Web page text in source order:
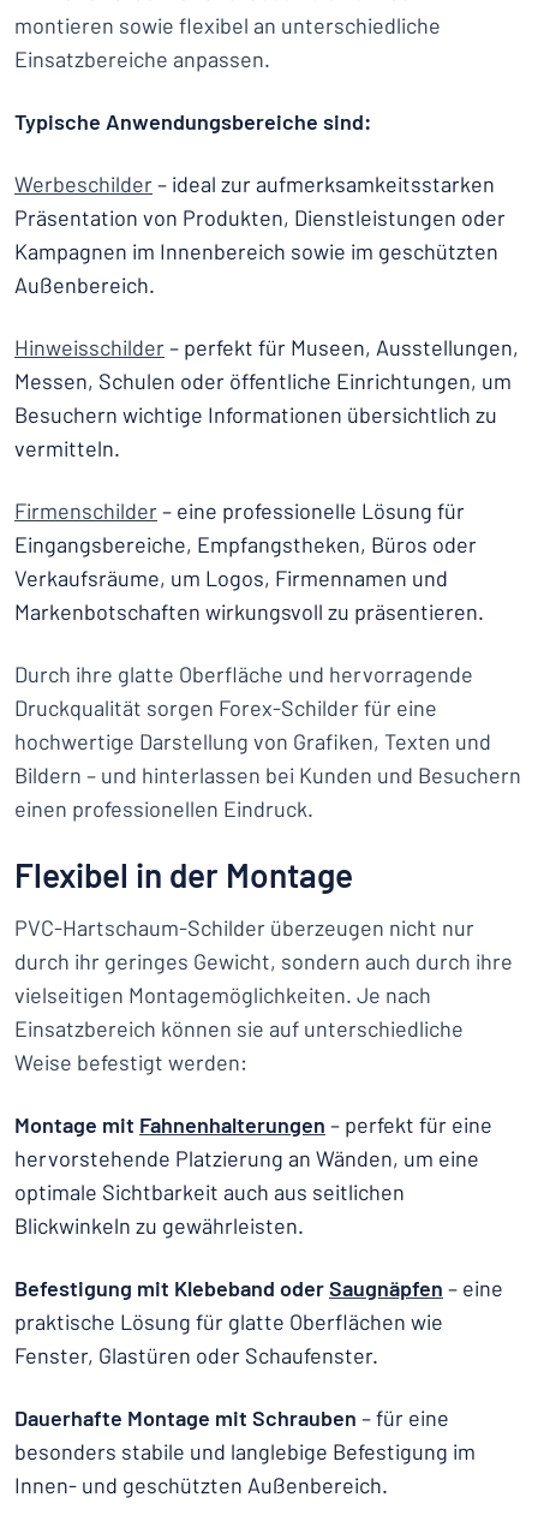
montieren sowie flexibel an unterschiedliche
Einsatzbereiche anpassen.
Typische Anwendungsbereiche sind:
Werbeschilder– ideal zur aufmerksamkeitsstarken
Präsentation von Produkten, Dienstleistungen oder
Kampagnen im Innenbereich sowie im geschützten
Außenbereich.
Hinweisschilder– perfekt für Museen, Ausstellungen,
Messen, Schulen oder öffentliche Einrichtungen, um
Besuchern wichtige Informationen übersichtlich zu
vermitteln.
Firmenschilder– eine professionelle Lösung für
Eingangsbereiche, Empfangstheken, Büros oder
Verkaufsräume, um Logos, Firmennamen und
Markenbotschaften wirkungsvoll zu präsentieren.
Durch ihre glatte Oberfläche und hervorragende
Druckqualität sorgen Forex-Schilder für eine
hochwertige Darstellung von Grafiken, Texten und
Bildern – und hinterlassen bei Kunden und Besuchern
einen professionellen Eindruck.
Flexibel in der Montage
PVC-Hartschaum-Schilder überzeugen nicht nur
durch ihr geringes Gewicht, sondern auch durch ihre
vielseitigen Montagemöglichkeiten. Je nach
Einsatzbereich können sie auf unterschiedliche
Weise befestigt werden:
Montage mit Fahnenhalterungen – perfekt für eine
hervorstehende Platzierung an Wänden, um eine
optimale Sichtbarkeit auch aus seitlichen
Blickwinkeln zu gewährleisten.
Befestigung mit Klebeband oderSaugnäpfen – eine
praktische Lösung für glatte Oberflächen wie
Fenster, Glastüren oder Schaufenster.
Dauerhafte Montage mit Schrauben – für eine
besonders stabile und langlebige Befestigung im
Innen- und geschützten Außenbereich.